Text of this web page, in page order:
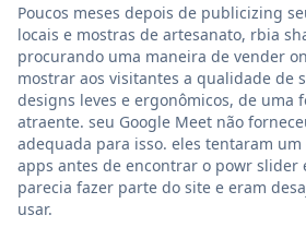
Poucos meses depois de publicizing
locais e mostras de artesanato, rbia
procurando uma maneira de vender
mostrar aos visitantes a qualidade de
designs leves e ergonômicos, de uma
atraente. seu Google Meet não
adequada para isso. eles tentaram
apps antes de encontrar o powr slider
parecia fazer parte do site e eram
usar.